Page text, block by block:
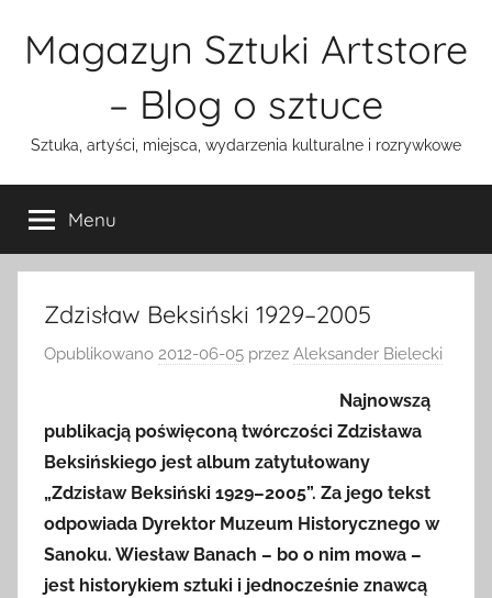
Magazyn Sztuki Artstore
– Blog o sztuce
Sztuka, artyści, miejsca, wydarzenia kulturalne i rozrywkowe
Menu
Zdzisław Beksiński 1929–2005
Opublikowano 2012-06-05 przez Aleksander Bielecki
Najnowszą
publikacją poświęconą twórczości Zdzisława
Beksińskiego jest album zatytułowany
„Zdzisław Beksiński 1929–2005”. Za jego tekst
odpowiada Dyrektor Muzeum Historycznego w
Sanoku. Wiesław Banach – bo o nim mowa –
jest historykiem sztuki i jednocześnie znawcą